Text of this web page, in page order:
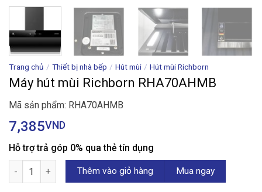
Trang chủ / Thiết bị nhà bếp / Hút mùi / Hút mùi Richborn
Máy hút mùi Richborn RHA70AHMB
Mã sản phẩm: RHA70AHMB
7,385VND
Hỗ trợ trả góp 0% qua thẻ tín dụng
Máy hút mùi Richborn RHA70AHMB số lượng
Thêm vào giỏ hàng Mua ngay